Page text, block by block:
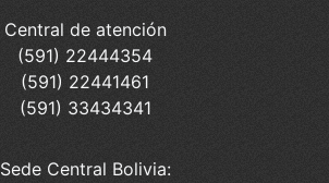
Central de atención
(591) 22444354
(591) 22441461
(591) 33434341
Sede Central Bolivia: